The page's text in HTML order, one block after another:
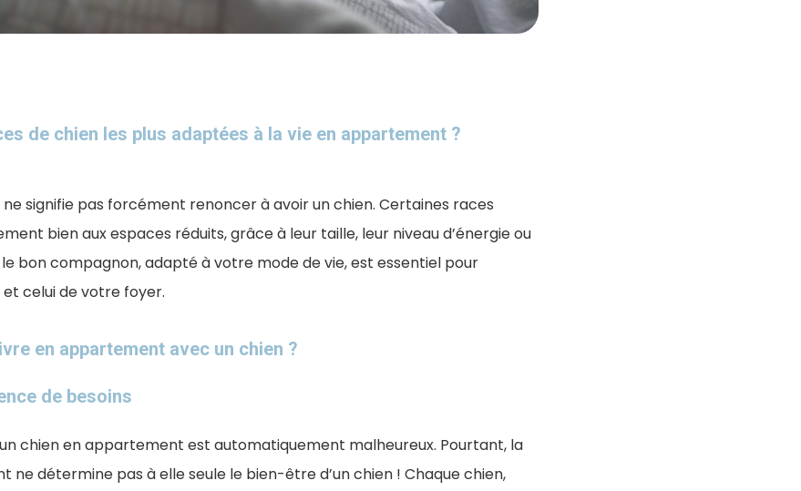
de chien les plus adaptées à la vie en appartement ?
signifie pas forcément renoncer à avoir un chien. Certaines races
bien aux espaces réduits, grâce à leur taille, leur niveau d’énergie ou
bon compagnon, adapté à votre mode de vie, est essentiel pour
celui de votre foyer.
en appartement avec un chien ?
de besoins
chien en appartement est automatiquement malheureux. Pourtant, la
ne détermine pas à elle seule le bien-être d’un chien ! Chaque chien,